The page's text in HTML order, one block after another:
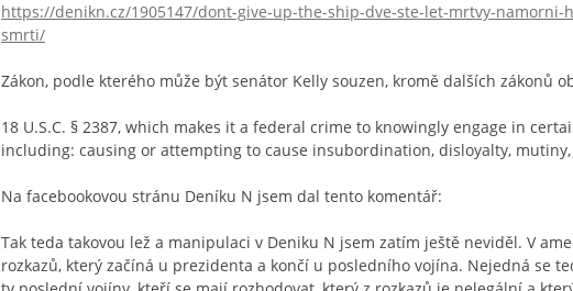
https://denikn.cz/1905147/dont-give-up-the-ship-dve-ste-let-mrtvy-
smrti/
Zákon, podle kterého může být senátor Kelly souzen, kromě dalších zákonů
18 U.S.C. § 2387, which makes it a federal crime to knowingly engage in
including: causing or attempting to cause insubordination, disloyalty,
Na facebookovou stránu Deníku N jsem dal tento komentář:
Tak teda takovou lež a manipulaci v Deniku N jsem zatím ještě neviděl. V
rozkazů, který začíná u prezidenta a končí u posledního vojína. Nejedná se